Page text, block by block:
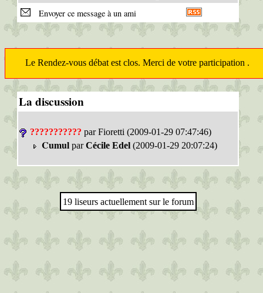
Envoyer ce message à un ami
Le Rendez-vous débat est clos. Merci de votre participation .
La discussion
??????????? par Fioretti (2009-01-29 07:47:46)
Cumul parCécile Edel (2009-01-29 20:07:24)
19 liseurs actuellement sur le forum